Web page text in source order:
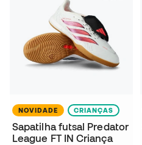
NOVIDADE CRIANÇAS
Sapatilha futsal Predator
League FT IN Criança